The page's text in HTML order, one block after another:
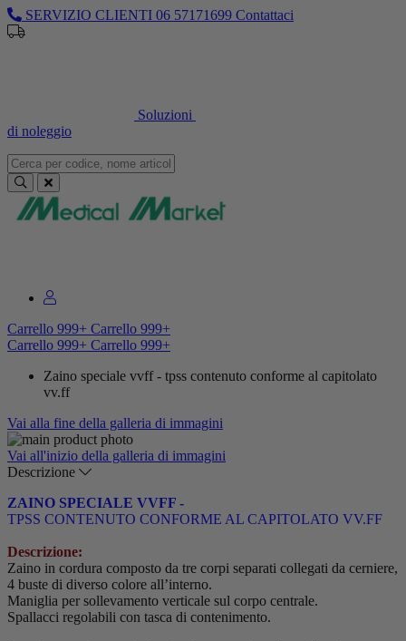
SERVIZIO CLIENTI 06 57171699 Contattaci
Soluzioni
di noleggio
Carrello 999+ Carrello 999+
Carrello 999+ Carrello 999+
Zaino speciale vvff - tpss contenuto conforme al capitolato
vv.ff
Vai alla fine della galleria di immagini
Vai all'inizio della galleria di immagini
Descrizione
ZAINO SPECIALE VVFF -
TPSS CONTENUTO CONFORME AL CAPITOLATO VV.FF
Descrizione:
Zaino in cordura composto da tre corpi separati collegati da cerniere,
4 buste di diverso colore all’interno.
Maniglia per sollevamento verticale sul corpo centrale.
Spallacci regolabili con tasca di contenimento.